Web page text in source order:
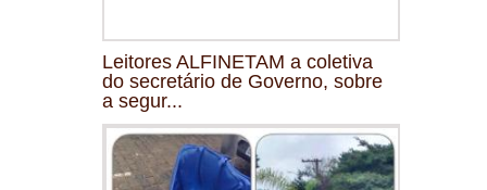
Leitores ALFINETAM a coletiva
do secretário de Governo, sobre
a segur...